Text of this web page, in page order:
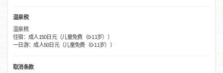
温泉税
温泉税
住宿：成人150日元（儿童免费（0-11岁））
一日游：成人50日元（儿童免费（0-11岁））
取消条款